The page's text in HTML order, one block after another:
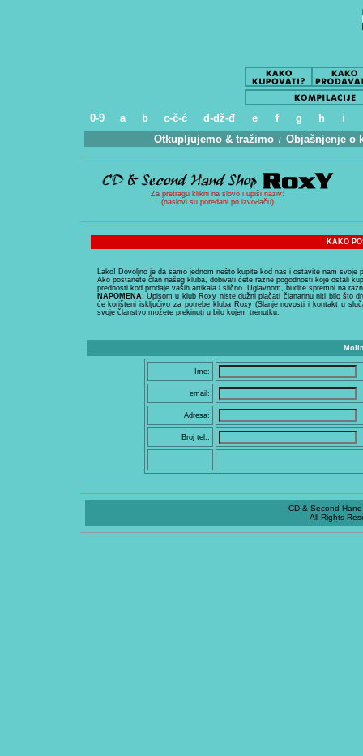
0-9 a b c-č-ć d-dž-đ e f g h
i
Otkupljujemo & tražimo / Objašnjenje o
Za pretragu klikni na slovo i upiši naziv:
(naslovi su poredani po izvođaču)
KAKO
Lako! Dovoljno je da samo jednom nešto kupite kod nas i ostavite nam
Ako postanete član našeg kluba, dobivati ćete razne pogodnosti koje ostali
prednosti kod prodaje vaših artikala i slično. Uglavnom, budite spremni na
NAPOMENA:Upisom u klub Roxy niste dužni plačati članarinu niti bilo što
će korišteni iskljućivo za potrebe kluba Roxy (Slanje novosti i kontakt u
svoje članstvo možete prekinuti u bilo kojem trenutku.
Ime:
email:
Adresa:
Broj tel.:
CD & Second
- All Rights